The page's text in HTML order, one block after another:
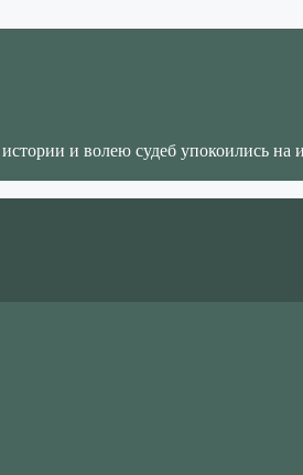
и волею судеб упокоились